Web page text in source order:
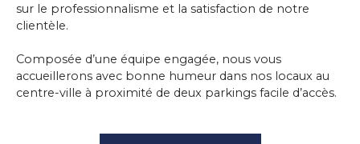
sur le professionnalisme et la satisfaction de notre
clientèle.
Composée d’une équipe engagée, nous vous
accueillerons avec bonne humeur dans nos locaux au
centre-ville à proximité de deux parkings facile d’accès.